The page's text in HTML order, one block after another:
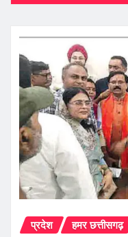
प्रदेश हमर छत्तीसगढ़